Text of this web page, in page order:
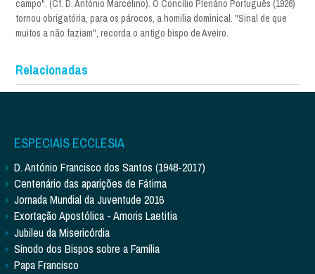
campo". (Cf. D. António Marcelino). O Concílio Plenário Português (1926)
tornou obrigatória, para os párocos, a homilia dominical. "Sinal de que
muitos a não faziam", recorda o antigo bispo de Aveiro.
Relacionadas
ESPECIAIS ECCLESIA
D. António Francisco dos Santos (1948-2017)
Centenário das aparições de Fátima
Jornada Mundial da Juventude 2016
Exortação Apostólica - Amoris Laetitia
Jubileu da Misericórdia
Sínodo dos Bispos sobre a Família
Papa Francisco